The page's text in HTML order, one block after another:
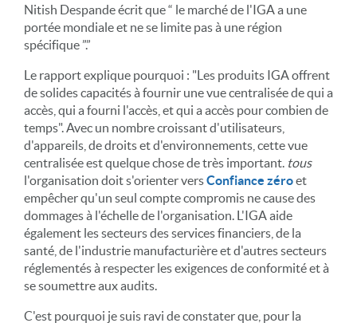
Nitish Despande écrit que “ le marché de l'IGA a une
portée mondiale et ne se limite pas à une région
spécifique ”.”
Le rapport explique pourquoi : "Les produits IGA offrent
de solides capacités à fournir une vue centralisée de qui a
accès, qui a fourni l'accès, et qui a accès pour combien de
temps". Avec un nombre croissant d'utilisateurs,
d'appareils, de droits et d'environnements, cette vue
centralisée est quelque chose de très important. tous
l'organisation doit s'orienter versConfiance zéroet
empêcher qu'un seul compte compromis ne cause des
dommages à l'échelle de l'organisation. L'IGA aide
également les secteurs des services financiers, de la
santé, de l'industrie manufacturière et d'autres secteurs
réglementés à respecter les exigences de conformité et à
se soumettre aux audits.
C'est pourquoi je suis ravi de constater que, pour la